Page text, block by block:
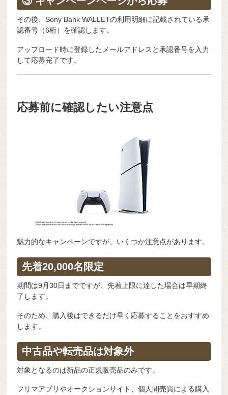
その後、Sony Bank WALLETの利用明細に記載されている承
認番号（6桁）を確認します。
アップロード時に登録したメールアドレスと承認番号を入力
して応募完了です。
応募前に確認したい注意点
魅力的なキャンペーンですが、いくつか注意点があります。
先着20,000名限定
期間は9月30日までですが、先着上限に達した場合は早期終
了します。
そのため、購入後はできるだけ早く応募することをおすすめ
します。
中古品や転売品は対象外
対象となるのは新品の正規販売品のみです。
フリマアプリやオークションサイト、個人間売買による購入